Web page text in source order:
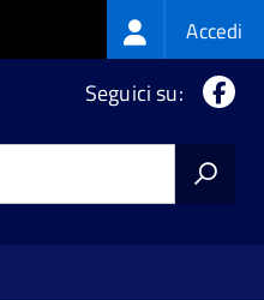
Login
menu
Accedi
Seguici su: